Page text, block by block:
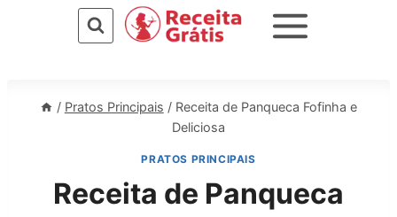
/ Pratos Principais / Receita de Panqueca Fofinha e
Deliciosa
PRATOS PRINCIPAIS
Receita de Panqueca